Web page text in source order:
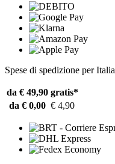
Spese di spedizione per Italia
da € 49,90 gratis*
da € 0,00 € 4,90